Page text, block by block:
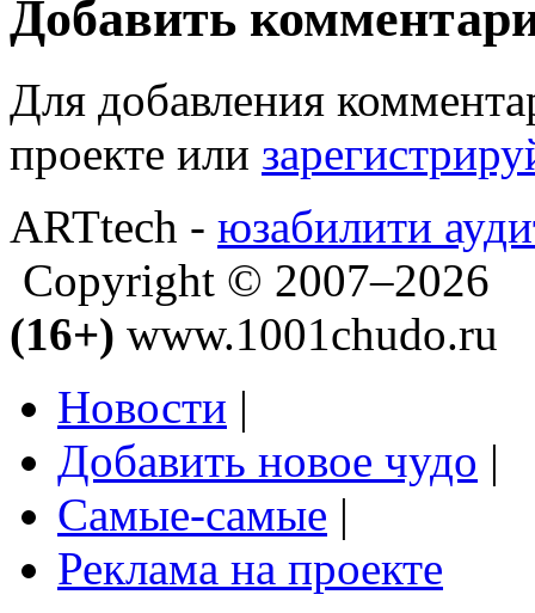
Добавить
Для добавления
проекте или
ARTtech - юзабилити
Copyright © 2007–2026
(16+) www.1001chudo.ru
Новости |
Добавить новое чудо |
Самые-самые |
Реклама на проекте